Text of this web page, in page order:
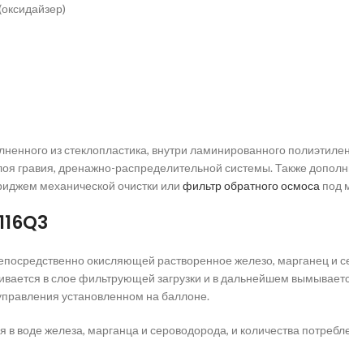
из стеклопластика, внутри ламинированного
дренажно-распределительной системы. Также
механической очистки или фильтр обратного осмоса под
окисляющей растворенное железо, марганец и
в слое фильтрующей загрузки и в дальнейшем
установленном на баллоне.
воде железа, марганца и сероводорода, и количества